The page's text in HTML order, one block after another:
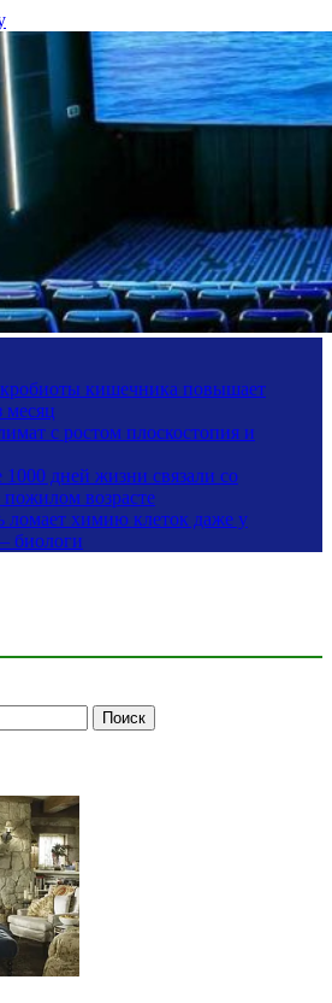
кишечника повышает
месяц
с ростом плоскостопия и
дней жизни связали со
пожилом возрасте
химию клеток даже у
биологи